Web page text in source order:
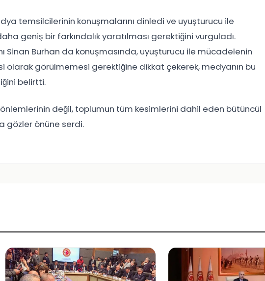
temsilcilerinin konuşmalarını dinledi ve uyuşturucu ile
geniş bir farkındalık yaratılması gerektiğini vurguladı.
Sinan Burhan da konuşmasında, uyuşturucu ile mücadelenin
olarak görülmemesi gerektiğine dikkat çekerek, medyanın bu
belirtti.
değil, toplumun tüm kesimlerini dahil eden bütüncül
gözler önüne serdi.